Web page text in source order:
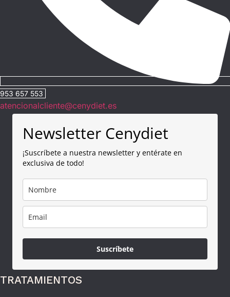
953 657 553
atencionalcliente@cenydiet.es
Newsletter Cenydiet
¡Suscríbete a nuestra newsletter y entérate en
exclusiva de todo!
Suscríbete
TRATAMIENTOS